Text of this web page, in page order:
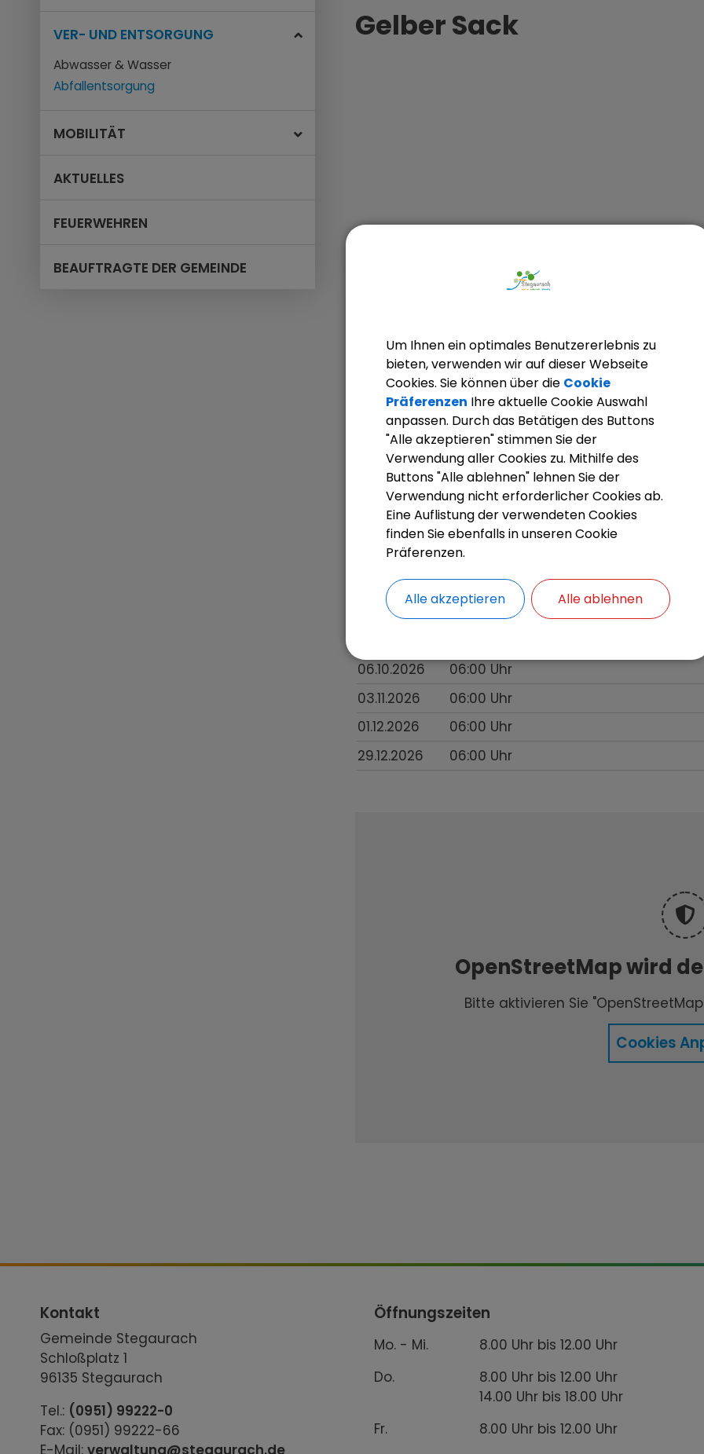
VER- UND ENTSORGUNG
Abwasser & Wasser
Abfallentsorgung
MOBILITÄT
AKTUELLES
FEUERWEHREN
BEAUFTRAGTE DER GEMEINDE
Gelber Sack
Abholung der Gelben Säcke
Bitte legen Sie Ihre Gelben Säcke frühestens am
des Abholtages am Straßennrand bereit!
Termine
Datum Uhrzeit
11.08.2026
06:00
Uhr
06.10.2026
06:00 Uhr
03.11.2026
06:00 Uhr
01.12.2026
06:00 Uhr
29.12.2026
06:00 Uhr
OpenStreetMap wird
Bitte aktivieren Sie
Cookies
Kontakt
Gemeinde Stegaurach
Schloßplatz 1
96135 Stegaurach
Tel.: (0951) 99222-0
Fax: (0951) 99222-66
E-Mail:verwaltung@stegaurach.de
Öffnungszeiten
Mo. - Mi.
8.00 Uhr bis 12.00 Uhr
Do.
8.00 Uhr bis 12.00 Uhr
14.00 Uhr bis 18.00 Uhr
Fr.
8.00 Uhr bis 12.00 Uhr
Um Ihnen ein optimales Benutzererlebnis zu
bieten, verwenden wir auf dieser Webseite
Cookies. Sie können über die Cookie
Präferenzen Ihre aktuelle Cookie Auswahl
anpassen. Durch das Betätigen des Buttons
"Alle akzeptieren" stimmen Sie der
Verwendung aller Cookies zu. Mithilfe des
Buttons "Alle ablehnen" lehnen Sie der
Verwendung nicht erforderlicher Cookies ab.
Eine Auflistung der verwendeten Cookies
finden Sie ebenfalls in unseren Cookie
Präferenzen.
Alle akzeptieren Alle ablehnen